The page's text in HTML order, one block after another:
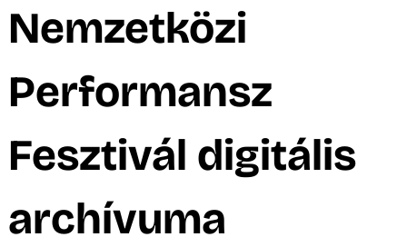
Nemzetközi
Performansz
Fesztivál digitális
archívuma